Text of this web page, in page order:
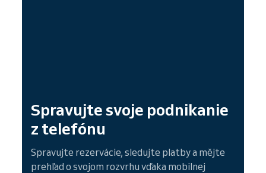
Spravujte svoje podnikanie
z telefónu
Spravujte rezervácie, sledujte platby a mějte
prehľad o svojom rozvrhu vďaka mobilnej